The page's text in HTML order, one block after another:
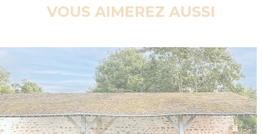
VOUS AIMEREZ AUSSI